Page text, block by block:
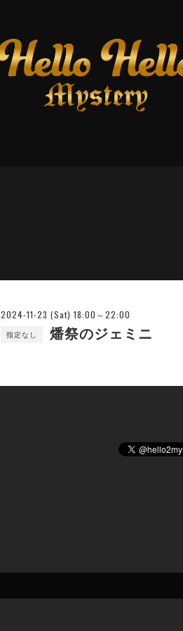
2024-11-23 (Sat) 18:00～22:00
指定なし 燔祭のジェミニ